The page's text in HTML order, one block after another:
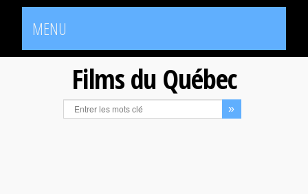
MENU
Films du Québec